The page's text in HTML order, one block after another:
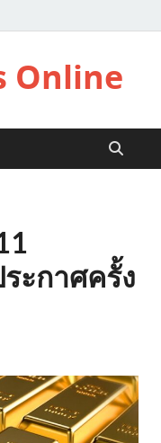
Online
ะกาศครั้ง